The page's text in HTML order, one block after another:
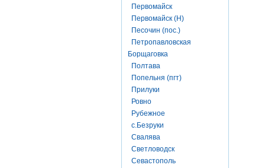
Первомайск
Первомайск (Н)
Песочин (пос.)
Петропавловская
Борщаговка
Полтава
Попельня (пгт)
Прилуки
Ровно
Рубежное
с.Безруки
Свалява
Светловодск
Севастополь